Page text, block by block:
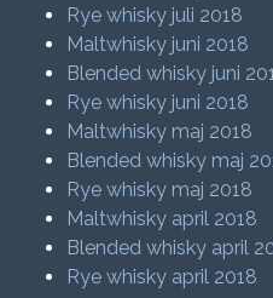
Rye whisky juli 2018
Maltwhisky juni 2018
Blended whisky juni
Rye whisky juni 2018
Maltwhisky maj 2018
Blended whisky maj
Rye whisky maj 2018
Maltwhisky april 2018
Blended whisky april
Rye whisky april 2018